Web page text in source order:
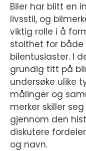
Biler har blitt en
livsstil, og
viktig rolle i å
stolthet for både
bilentusiaster. I
grundig titt på
undersøke ulike
målinger og
merker skiller
gjennom den
diskutere
og navn.